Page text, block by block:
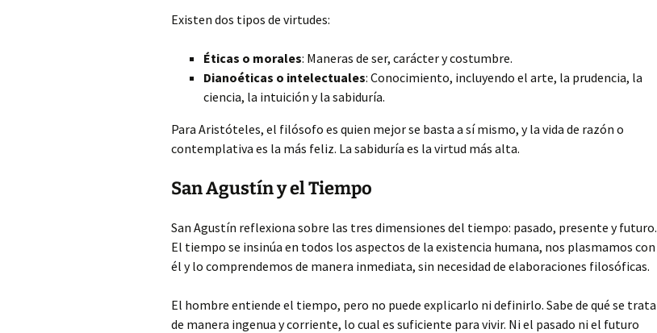
Existen dos tipos de virtudes:
Éticas o morales: Maneras de ser, carácter y costumbre.
Dianoéticas o intelectuales: Conocimiento, incluyendo el arte, la prudencia, la
ciencia, la intuición y la sabiduría.
Para Aristóteles, el filósofo es quien mejor se basta a sí mismo, y la vida de razón o
contemplativa es la más feliz. La sabiduría es la virtud más alta.
San Agustín y el Tiempo
San Agustín reflexiona sobre las tres dimensiones del tiempo: pasado, presente y futuro.
El tiempo se insinúa en todos los aspectos de la existencia humana, nos plasmamos con
él y lo comprendemos de manera inmediata, sin necesidad de elaboraciones filosóficas.
El hombre entiende el tiempo, pero no puede explicarlo ni definirlo. Sabe de qué se trata
de manera ingenua y corriente, lo cual es suficiente para vivir. Ni el pasado ni el futuro